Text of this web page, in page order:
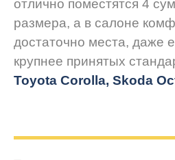
отлично поместятся 4
размера, а в салоне
достаточно места, даже
крупнее принятых
Toyota Corolla, Skoda